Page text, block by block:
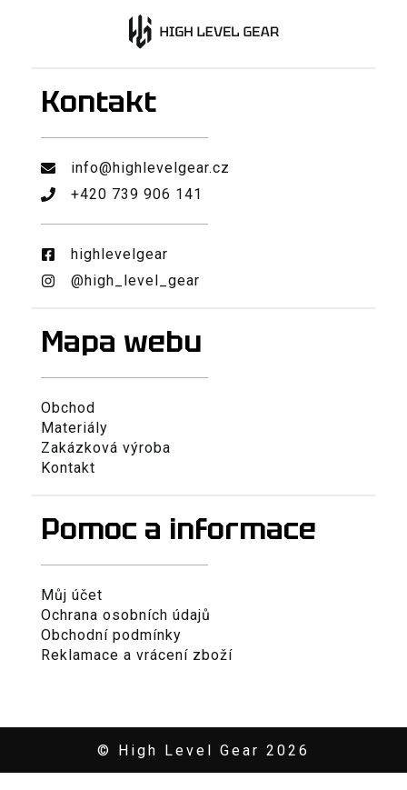
Kontakt
info@highlevelgear.cz
+420 739 906 141
highlevelgear
@high_level_gear
Mapa webu
Obchod
Materiály
Zakázková výroba
Kontakt
Pomoc a informace
Můj účet
Ochrana osobních údajů
Obchodní podmínky
Reklamace a vrácení zboží
© High Level Gear 2026